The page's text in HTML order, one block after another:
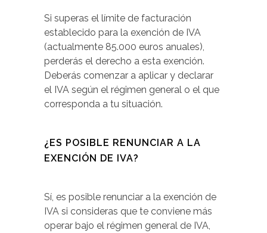
Si superas el límite de facturación
establecido para la exención de IVA
(actualmente 85.000 euros anuales),
perderás el derecho a esta exención.
Deberás comenzar a aplicar y declarar
el IVA según el régimen general o el que
corresponda a tu situación.
¿ES POSIBLE RENUNCIAR A LA
EXENCIÓN DE IVA?
Sí, es posible renunciar a la exención de
IVA si consideras que te conviene más
operar bajo el régimen general de IVA,